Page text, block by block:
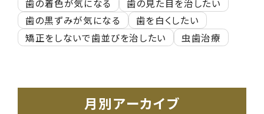
歯の着色が気になる
歯の見た目を治したい
歯の黒ずみが気になる
歯を白くしたい
矯正をしないで歯並びを治したい
虫歯治療
月別アーカイブ